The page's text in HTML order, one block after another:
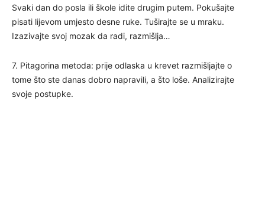
Svaki dan do posla ili škole idite drugim putem. Pokušajte
pisati lijevom umjesto desne ruke. Tuširajte se u mraku.
Izazivajte svoj mozak da radi, razmišlja…
7. Pitagorina metoda: prije odlaska u krevet razmišljajte o
tome što ste danas dobro napravili, a što loše. Analizirajte
svoje postupke.